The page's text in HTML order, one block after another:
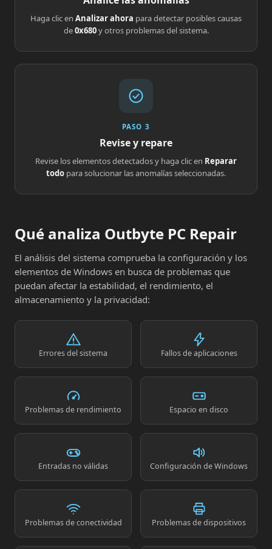
Haga clic en Analizar ahora para detectar posibles causas
de0x680y otros problemas del sistema.
PASO 3
Revise y repare
Revise los elementos detectados y haga clic en Reparar
todo para solucionar las anomalías seleccionadas.
Qué analiza Outbyte PC Repair
El análisis del sistema comprueba la configuración y los
elementos de Windows en busca de problemas que
puedan afectar la estabilidad, el rendimiento, el
almacenamiento y la privacidad:
Errores del sistema Fallos de aplicaciones
Problemas de rendimiento Espacio en disco
Entradas no válidas Configuración de Windows
Problemas de conectividad Problemas de dispositivos